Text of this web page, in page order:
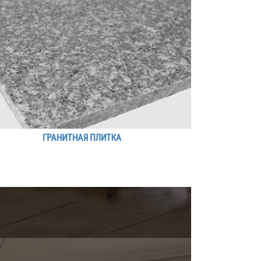
ГРАНИТНАЯ ПЛИТКА